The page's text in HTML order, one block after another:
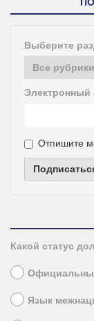
Выберите
Электронный
Отпишите
Какой статус
Язык